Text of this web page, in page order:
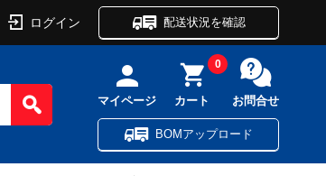
ログイン 配送状況を確認
マイページ カート
0
お問合せ
BOMアップロード